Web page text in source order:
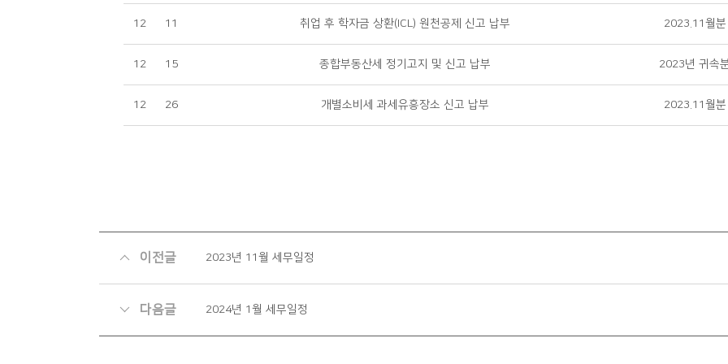
12 11 취업 후 학자금 상환(ICL) 원천공제 신고 납부 2023.11월분
12 15 종합부동산세 정기고지 및 신고 납부 2023년 귀속
12 26 개별소비세 과세유흥장소 신고 납부 2023.11월분
이전글 2023년 11월 세무일정
다음글 2024년 1월 세무일정